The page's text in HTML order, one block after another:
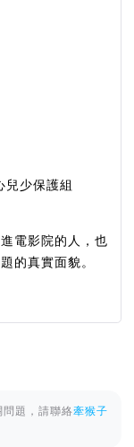
兒少保護組
電影院的人，也
的真實面貌。
題，請聯絡牽猴子